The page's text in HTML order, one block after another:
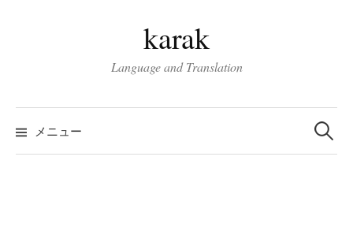
ス
キ
karak
Language and Translation
メニュー
検
索: